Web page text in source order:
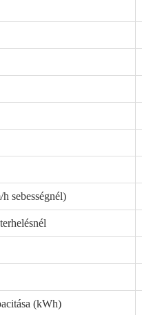
sebességnél)
(kWh)